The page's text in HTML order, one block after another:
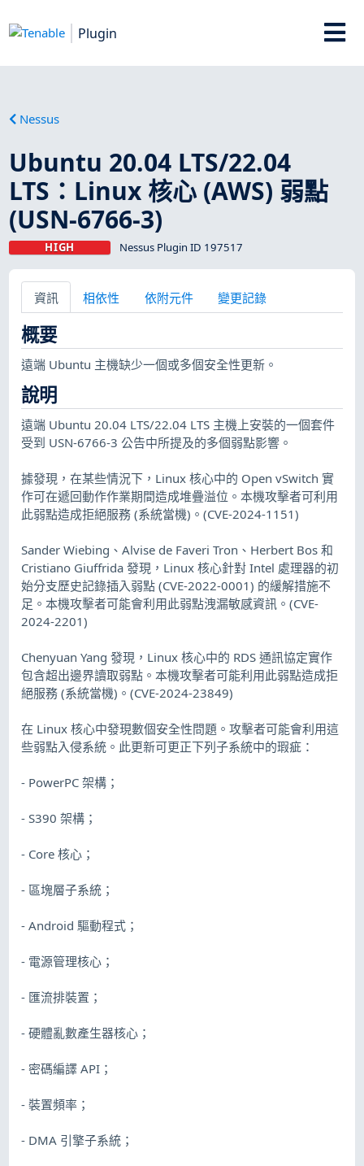
Plugin
Nessus
Ubuntu 20.04 LTS/22.04
LTS：Linux 核心 (AWS) 弱點
(USN-6766-3)
HIGH Nessus Plugin ID 197517
資訊 相依性 依附元件 變更記錄
概要
遠端 Ubuntu 主機缺少一個或多個安全性更新。
說明
遠端 Ubuntu 20.04 LTS/22.04 LTS 主機上安裝的一個套件
受到 USN-6766-3 公告中所提及的多個弱點影響。
據發現，在某些情況下，Linux 核心中的 Open vSwitch 實
作可在遞回動作作業期間造成堆疊溢位。本機攻擊者可利用
此弱點造成拒絕服務 (系統當機)。(CVE-2024-1151)
Sander Wiebing、Alvise de Faveri Tron、Herbert Bos 和
Cristiano Giuffrida 發現，Linux 核心針對 Intel 處理器的初
始分支歷史記錄插入弱點 (CVE-2022-0001) 的緩解措施不
足。本機攻擊者可能會利用此弱點洩漏敏感資訊。(CVE-
2024-2201)
Chenyuan Yang 發現，Linux 核心中的 RDS 通訊協定實作
包含超出邊界讀取弱點。本機攻擊者可能利用此弱點造成拒
絕服務 (系統當機)。(CVE-2024-23849)
在 Linux 核心中發現數個安全性問題。攻擊者可能會利用這
些弱點入侵系統。此更新可更正下列子系統中的瑕疵：
- PowerPC 架構；
- S390 架構；
- Core 核心；
- 區塊層子系統；
- Android 驅動程式；
- 電源管理核心；
- 匯流排裝置；
- 硬體亂數產生器核心；
- 密碼編譯 API；
- 裝置頻率；
- DMA 引擎子系統；